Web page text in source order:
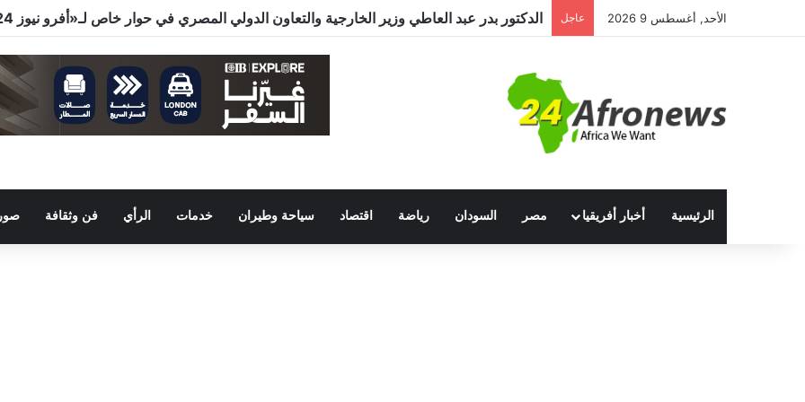
الأحد, أغسطس 9 2026 عاجل
الرئيسية أخبار أفريقيا مصر السودان رياضة اقتصاد سياحة وطيران خدمات الرأي فن وثقافة